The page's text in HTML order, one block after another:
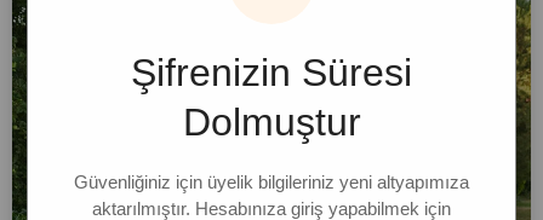
Şifrenizin Süresi
Dolmuştur
Güvenliğiniz için üyelik bilgileriniz yeni altyapımıza
aktarılmıştır. Hesabınıza giriş yapabilmek için